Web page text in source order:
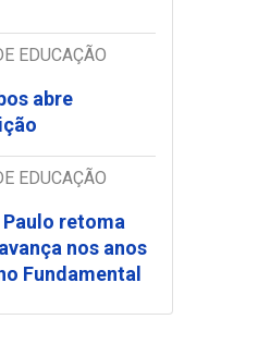
EDUCAÇÃO
abre
EDUCAÇÃO
retoma
nos anos
Fundamental